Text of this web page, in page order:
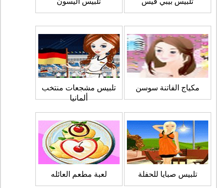
مكياج الفاتنة سوسن
تلبيس مشجعات منتخب
ألمانيا
تلبيس صبايا للحفلة لعبة مطعم العائله